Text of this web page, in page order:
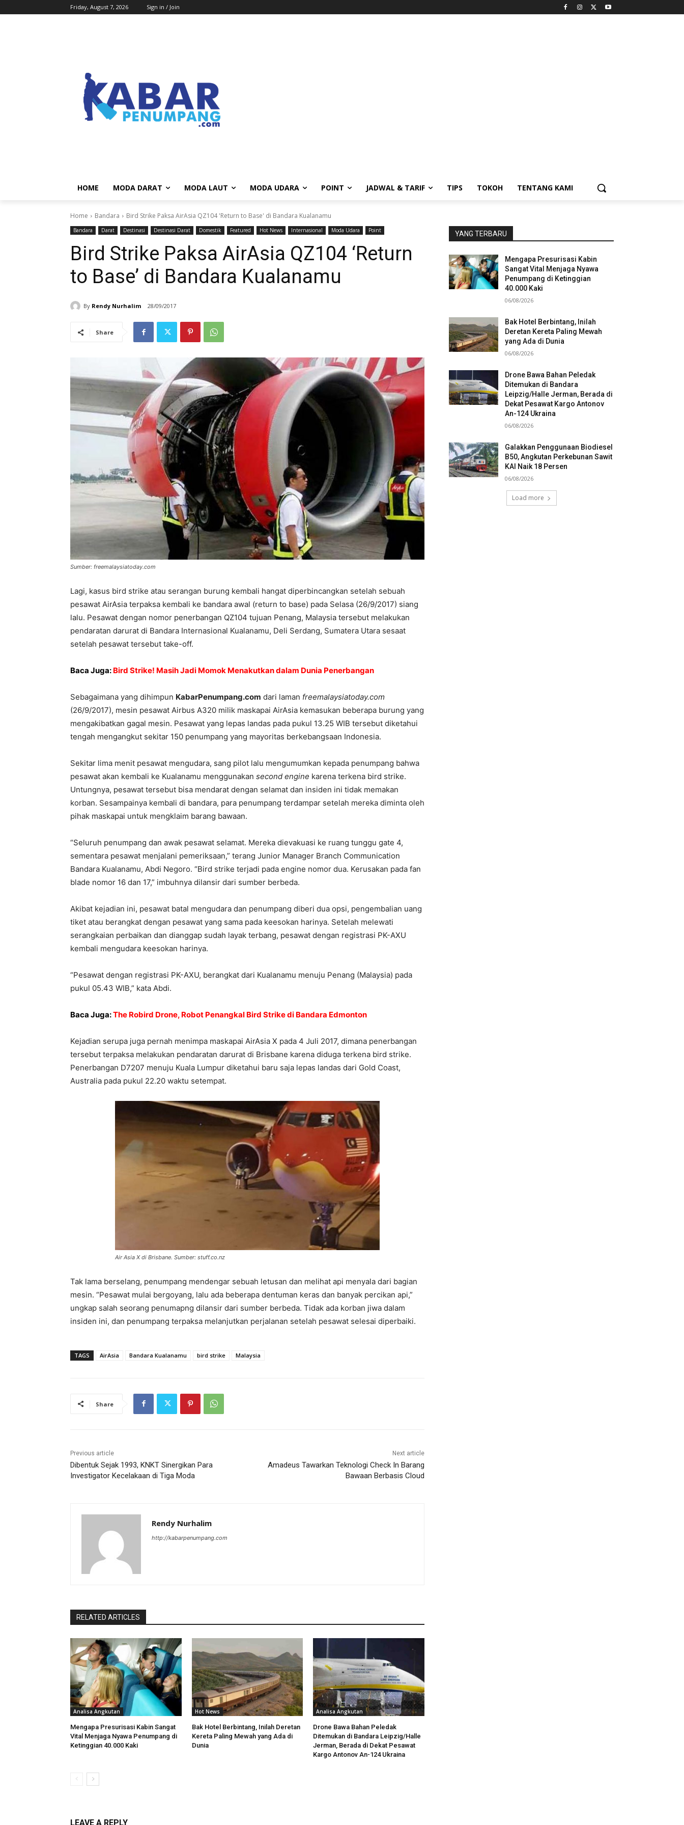
Friday, August 7, 2026 Sign in / Join
HOME MODA DARAT MODA LAUT MODA UDARA POINT JADWAL & TARIF TIPS TOKOH TENTANG KAMI
Home Bandara Bird Strike Paksa AirAsia QZ104 'Return to Base' di Bandara Kualanamu
Bandara Darat Destinasi Destinasi Darat Domestik Featured Hot News Internasional Moda Udara Point
Bird Strike Paksa AirAsia QZ104 ‘Return
to Base’ di Bandara Kualanamu
By Rendy Nurhalim 28/09/2017
Share
Sumber: freemalaysiatoday.com
Lagi, kasus bird strike atau serangan burung kembali hangat diperbincangkan setelah sebuah
pesawat AirAsia terpaksa kembali ke bandara awal (return to base) pada Selasa (26/9/2017) siang
lalu. Pesawat dengan nomor penerbangan QZ104 tujuan Penang, Malaysia tersebut melakukan
pendaratan darurat di Bandara Internasional Kualanamu, Deli Serdang, Sumatera Utara sesaat
setelah pesawat tersebut take-off.
Baca Juga: Bird Strike! Masih Jadi Momok Menakutkan dalam Dunia Penerbangan
Sebagaimana yang dihimpun KabarPenumpang.com dari laman freemalaysiatoday.com
(26/9/2017), mesin pesawat Airbus A320 milik maskapai AirAsia kemasukan beberapa burung yang
mengakibatkan gagal mesin. Pesawat yang lepas landas pada pukul 13.25 WIB tersebut diketahui
tengah mengangkut sekitar 150 penumpang yang mayoritas berkebangsaan Indonesia.
Sekitar lima menit pesawat mengudara, sang pilot lalu mengumumkan kepada penumpang bahwa
pesawat akan kembali ke Kualanamu menggunakan second engine karena terkena bird strike.
Untungnya, pesawat tersebut bisa mendarat dengan selamat dan insiden ini tidak memakan
korban. Sesampainya kembali di bandara, para penumpang terdampar setelah mereka diminta oleh
pihak maskapai untuk mengklaim barang bawaan.
“Seluruh penumpang dan awak pesawat selamat. Mereka dievakuasi ke ruang tunggu gate 4,
sementara pesawat menjalani pemeriksaan,” terang Junior Manager Branch Communication
Bandara Kualanamu, Abdi Negoro. “Bird strike terjadi pada engine nomor dua. Kerusakan pada fan
blade nomor 16 dan 17,” imbuhnya dilansir dari sumber berbeda.
Akibat kejadian ini, pesawat batal mengudara dan penumpang diberi dua opsi, pengembalian uang
tiket atau berangkat dengan pesawat yang sama pada keesokan harinya. Setelah melewati
serangkaian perbaikan dan dianggap sudah layak terbang, pesawat dengan registrasi PK-AXU
kembali mengudara keesokan harinya.
“Pesawat dengan registrasi PK-AXU, berangkat dari Kualanamu menuju Penang (Malaysia) pada
pukul 05.43 WIB,” kata Abdi.
Baca Juga:The Robird Drone, Robot Penangkal Bird Strike di Bandara Edmonton
Kejadian serupa juga pernah menimpa maskapai AirAsia X pada 4 Juli 2017, dimana penerbangan
tersebut terpaksa melakukan pendaratan darurat di Brisbane karena diduga terkena bird strike.
Penerbangan D7207 menuju Kuala Lumpur diketahui baru saja lepas landas dari Gold Coast,
Australia pada pukul 22.20 waktu setempat.
Air Asia X di Brisbane. Sumber: stuff.co.nz
Tak lama berselang, penumpang mendengar sebuah letusan dan melihat api menyala dari bagian
mesin. “Pesawat mulai bergoyang, lalu ada beberapa dentuman keras dan banyak percikan api,”
ungkap salah seorang penumapng dilansir dari sumber berbeda. Tidak ada korban jiwa dalam
insiden ini, dan penumpang terpaksa melanjutkan perjalanan setelah pesawat selesai diperbaiki.
TAGS AirAsia Bandara Kualanamu bird strike Malaysia
Share
Previous article
Dibentuk Sejak 1993, KNKT Sinergikan Para
Investigator Kecelakaan di Tiga Moda
Next article
Amadeus Tawarkan Teknologi Check In Barang
Bawaan Berbasis Cloud
Rendy Nurhalim
http://kabarpenumpang.com
RELATED ARTICLES
Analisa Angkutan
Mengapa Presurisasi Kabin Sangat
Vital Menjaga Nyawa Penumpang di
Ketinggian 40.000 Kaki
Hot News
Bak Hotel Berbintang, Inilah Deretan
Kereta Paling Mewah yang Ada di
Dunia
Analisa Angkutan
Drone Bawa Bahan Peledak
Ditemukan di Bandara Leipzig/Halle
Jerman, Berada di Dekat Pesawat
Kargo Antonov An-124 Ukraina
LEAVE A REPLY
YANG TERBARU
Mengapa Presurisasi Kabin
Sangat Vital Menjaga Nyawa
Penumpang di Ketinggian
40.000 Kaki
06/08/2026
Bak Hotel Berbintang, Inilah
Deretan Kereta Paling Mewah
yang Ada di Dunia
06/08/2026
Drone Bawa Bahan Peledak
Ditemukan di Bandara
Leipzig/Halle Jerman, Berada di
Dekat Pesawat Kargo Antonov
An-124 Ukraina
06/08/2026
Galakkan Penggunaan Biodiesel
B50, Angkutan Perkebunan Sawit
KAI Naik 18 Persen
06/08/2026
Load more